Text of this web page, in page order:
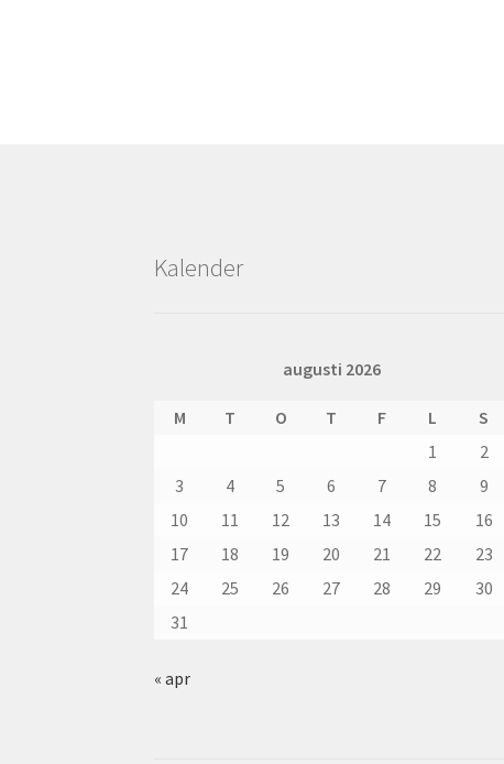
Kalender
augusti 2026
M T O T F L
S
1
2
3
4 5 6 7 8
9
10
11 12 13 14 15
16
17
18 19 20 21 22
23
24
25 26 27 28 29
30
31
« apr